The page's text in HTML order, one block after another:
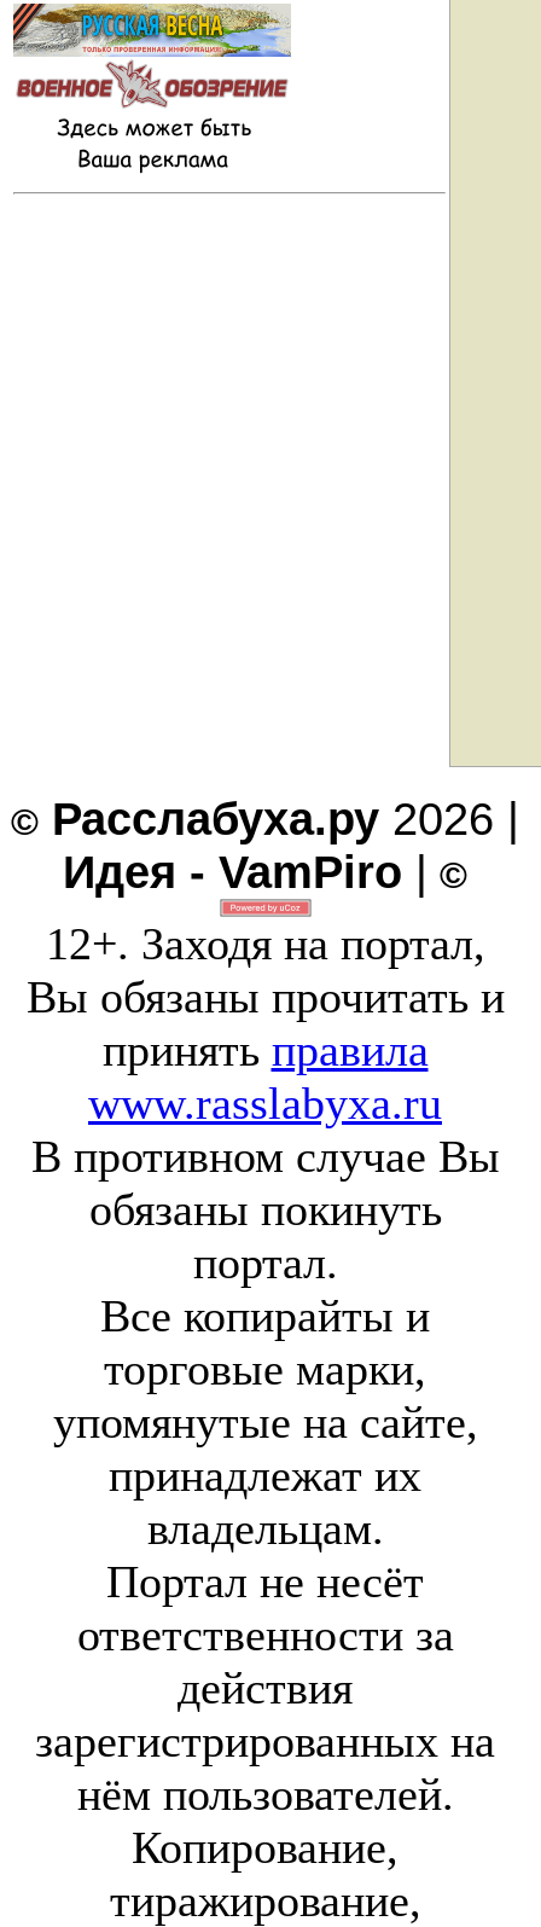
© Расслабуха.ру 2026 |
Идея - VamPiro | ©
12+. Заходя на портал,
Вы обязаны прочитать и
принять правила
www.rasslabyxa.ru
В противном случае Вы
обязаны покинуть
портал.
Все копирайты и
торговые марки,
упомянутые на сайте,
принадлежат их
владельцам.
Портал не несёт
ответственности за
действия
зарегистрированных на
нём пользователей.
Копирование,
тиражирование,